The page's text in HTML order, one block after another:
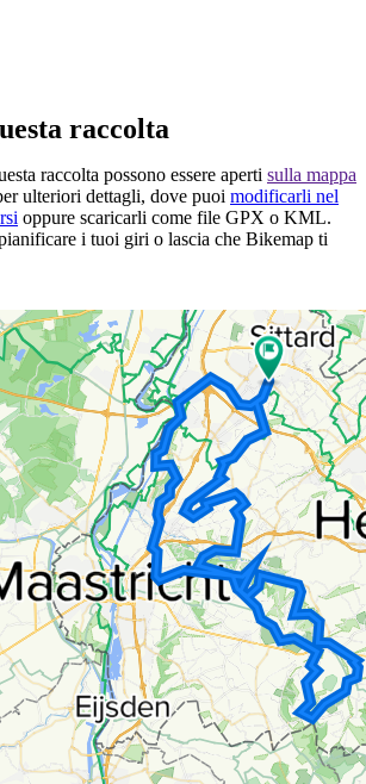
raccolta
raccolta possono essere aperti sulla mappa
ulteriori dettagli, dove puoi modificarli nel
oppure scaricarli come file GPX o KML.
i tuoi giri o lascia che Bikemap ti